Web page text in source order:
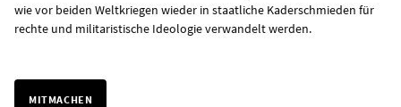
wie vor beiden Weltkriegen wieder in staatliche Kaderschmieden für
rechte und militaristische Ideologie verwandelt werden.
MITMACHEN